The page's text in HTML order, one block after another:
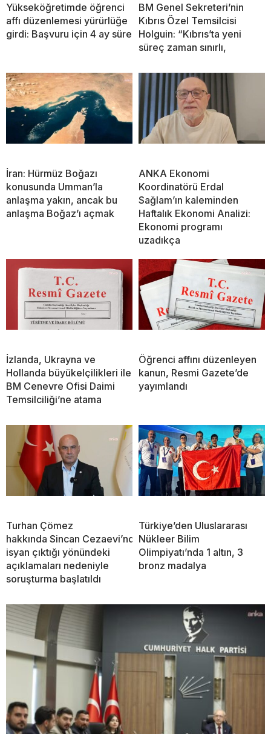
Yükseköğretimde öğrenci
affı düzenlemesi yürürlüğe
girdi: Başvuru için 4 ay süre
BM Genel Sekreteri’nin
Kıbrıs Özel Temsilcisi
Holguin: “Kıbrıs’ta yeni
süreç zaman sınırlı,
İran: Hürmüz Boğazı
konusunda Umman’la
anlaşma yakın, ancak bu
anlaşma Boğaz’ı açmak
ANKA Ekonomi
Koordinatörü Erdal
Sağlam’ın kaleminden
Haftalık Ekonomi Analizi:
Ekonomi programı
uzadıkça
İzlanda, Ukrayna ve
Hollanda büyükelçilikleri ile
BM Cenevre Ofisi Daimi
Temsilciliği’ne atama
Öğrenci affını düzenleyen
kanun, Resmi Gazete’de
yayımlandı
Turhan Çömez
hakkında Sincan Cezaevi’nde
isyan çıktığı yönündeki
açıklamaları nedeniyle
soruşturma başlatıldı
Türkiye’den Uluslararası
Nükleer Bilim
Olimpiyatı’nda 1 altın, 3
bronz madalya